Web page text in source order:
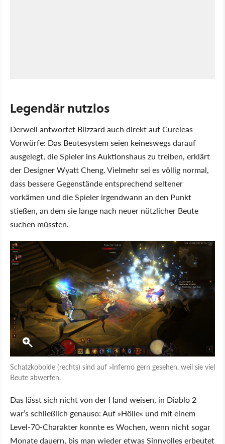
Legendär nutzlos
Derweil antwortet Blizzard auch direkt auf Cureleas
Vorwürfe: Das Beutesystem seien keineswegs darauf
ausgelegt, die Spieler ins Auktionshaus zu treiben, erklärt
der Designer Wyatt Cheng. Vielmehr sei es völlig normal,
dass bessere Gegenstände entsprechend seltener
vorkämen und die Spieler irgendwann an den Punkt
stießen, an dem sie lange nach neuer nützlicher Beute
suchen müssten.
Schatzkobolde (rechts) sind auf »Inferno gern gesehen, weil sie viel
Beute abwerfen.
Das lässt sich nicht von der Hand weisen, in Diablo 2
war’s schließlich genauso: Auf »Hölle« und mit einem
Level-70-Charakter konnte es Wochen, wenn nicht sogar
Monate dauern, bis man wieder etwas Sinnvolles erbeutet